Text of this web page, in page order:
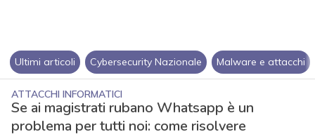
Ultimi articoli Cybersecurity Nazionale Malware e attacchi
ATTACCHI INFORMATICI
Se ai magistrati rubano Whatsapp è un
problema per tutti noi: come risolvere